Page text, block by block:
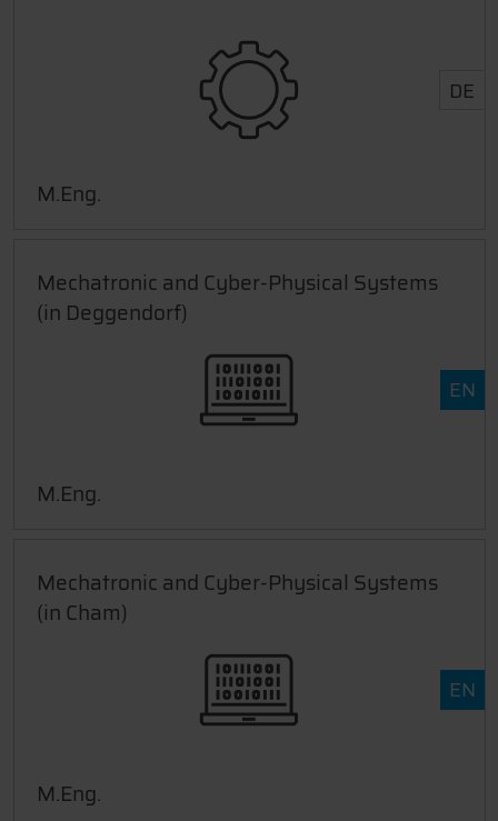
DE
M.Eng.
Mechatronic and Cyber-Physical Systems
(in Deggendorf)
EN
M.Eng.
Mechatronic and Cyber-Physical Systems
(in Cham)
EN
M.Eng.